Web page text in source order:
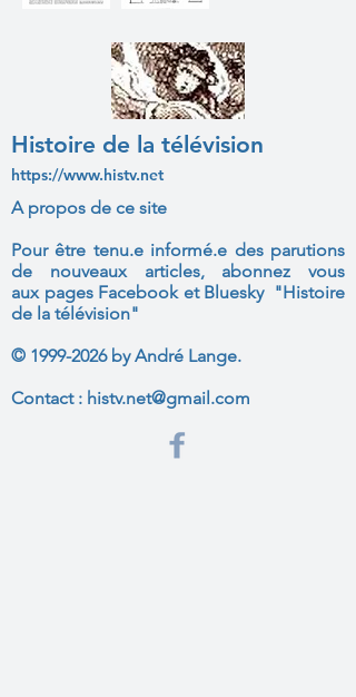
Histoire de la télévision
https://www.histv.net
A propos de ce site
Pour être tenu.e informé.e des parutions
de nouveaux articles, abonnez vous
aux pages Facebook et Bluesky "Histoire
de la télévision"
© 1999-2026by André Lange.
Contact : histv.net@gmail.com